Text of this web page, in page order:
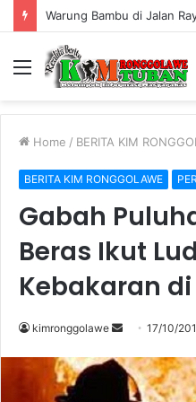
Menu
Home / BERITA KIM
BERITA KIM RONGGOLAWE
Gabah
Beras Ikut
Kebakaran
kimronggolawe
n
d
17/10/